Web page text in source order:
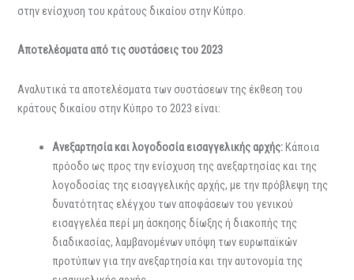
στην ενίσχυση του κράτους δικαίου στην Κύπρο.
Αποτελέσματα από τις συστάσειςτου 2023
Αναλυτικά τα αποτελέσματα των συστάσεων της έκθεση του
κράτους δικαίου στην Κύπρο το 2023 είναι:
Ανεξαρτησία και λογοδοσία εισαγγελικής αρχής: Κάποια
πρόοδο ως προς την ενίσχυση της ανεξαρτησίας και της
λογοδοσίας της εισαγγελικής αρχής, με την πρόβλεψη της
δυνατότητας ελέγχου των αποφάσεων του γενικού
εισαγγελέα περί μη άσκησης δίωξης ή διακοπής της
διαδικασίας, λαμβανομένων υπόψη των ευρωπαϊκών
προτύπων για την ανεξαρτησία και την αυτονομία της